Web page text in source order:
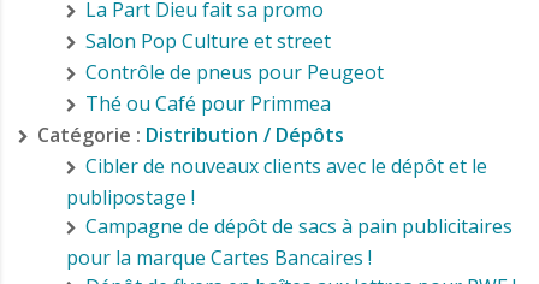
La Part Dieu fait sa promo
Salon Pop Culture et street
Contrôle de pneus pour Peugeot
Thé ou Café pour Primmea
Catégorie : Distribution / Dépôts
Cibler de nouveaux clients avec le dépôt et le
publipostage !
Campagne de dépôt de sacs à pain publicitaires
pour la marque Cartes Bancaires !